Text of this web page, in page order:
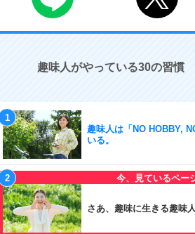
趣味人がやっている30の習慣
趣味人は「NO HOBBY,
いる。
さあ、趣味に生きる趣味